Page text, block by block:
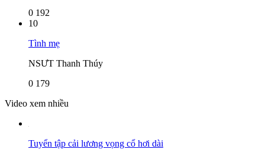
0 192
10
Tình mẹ
NSƯT Thanh Thúy
0 179
Video xem nhiều
Tuyển tập cải lương vọng cổ hơi dài